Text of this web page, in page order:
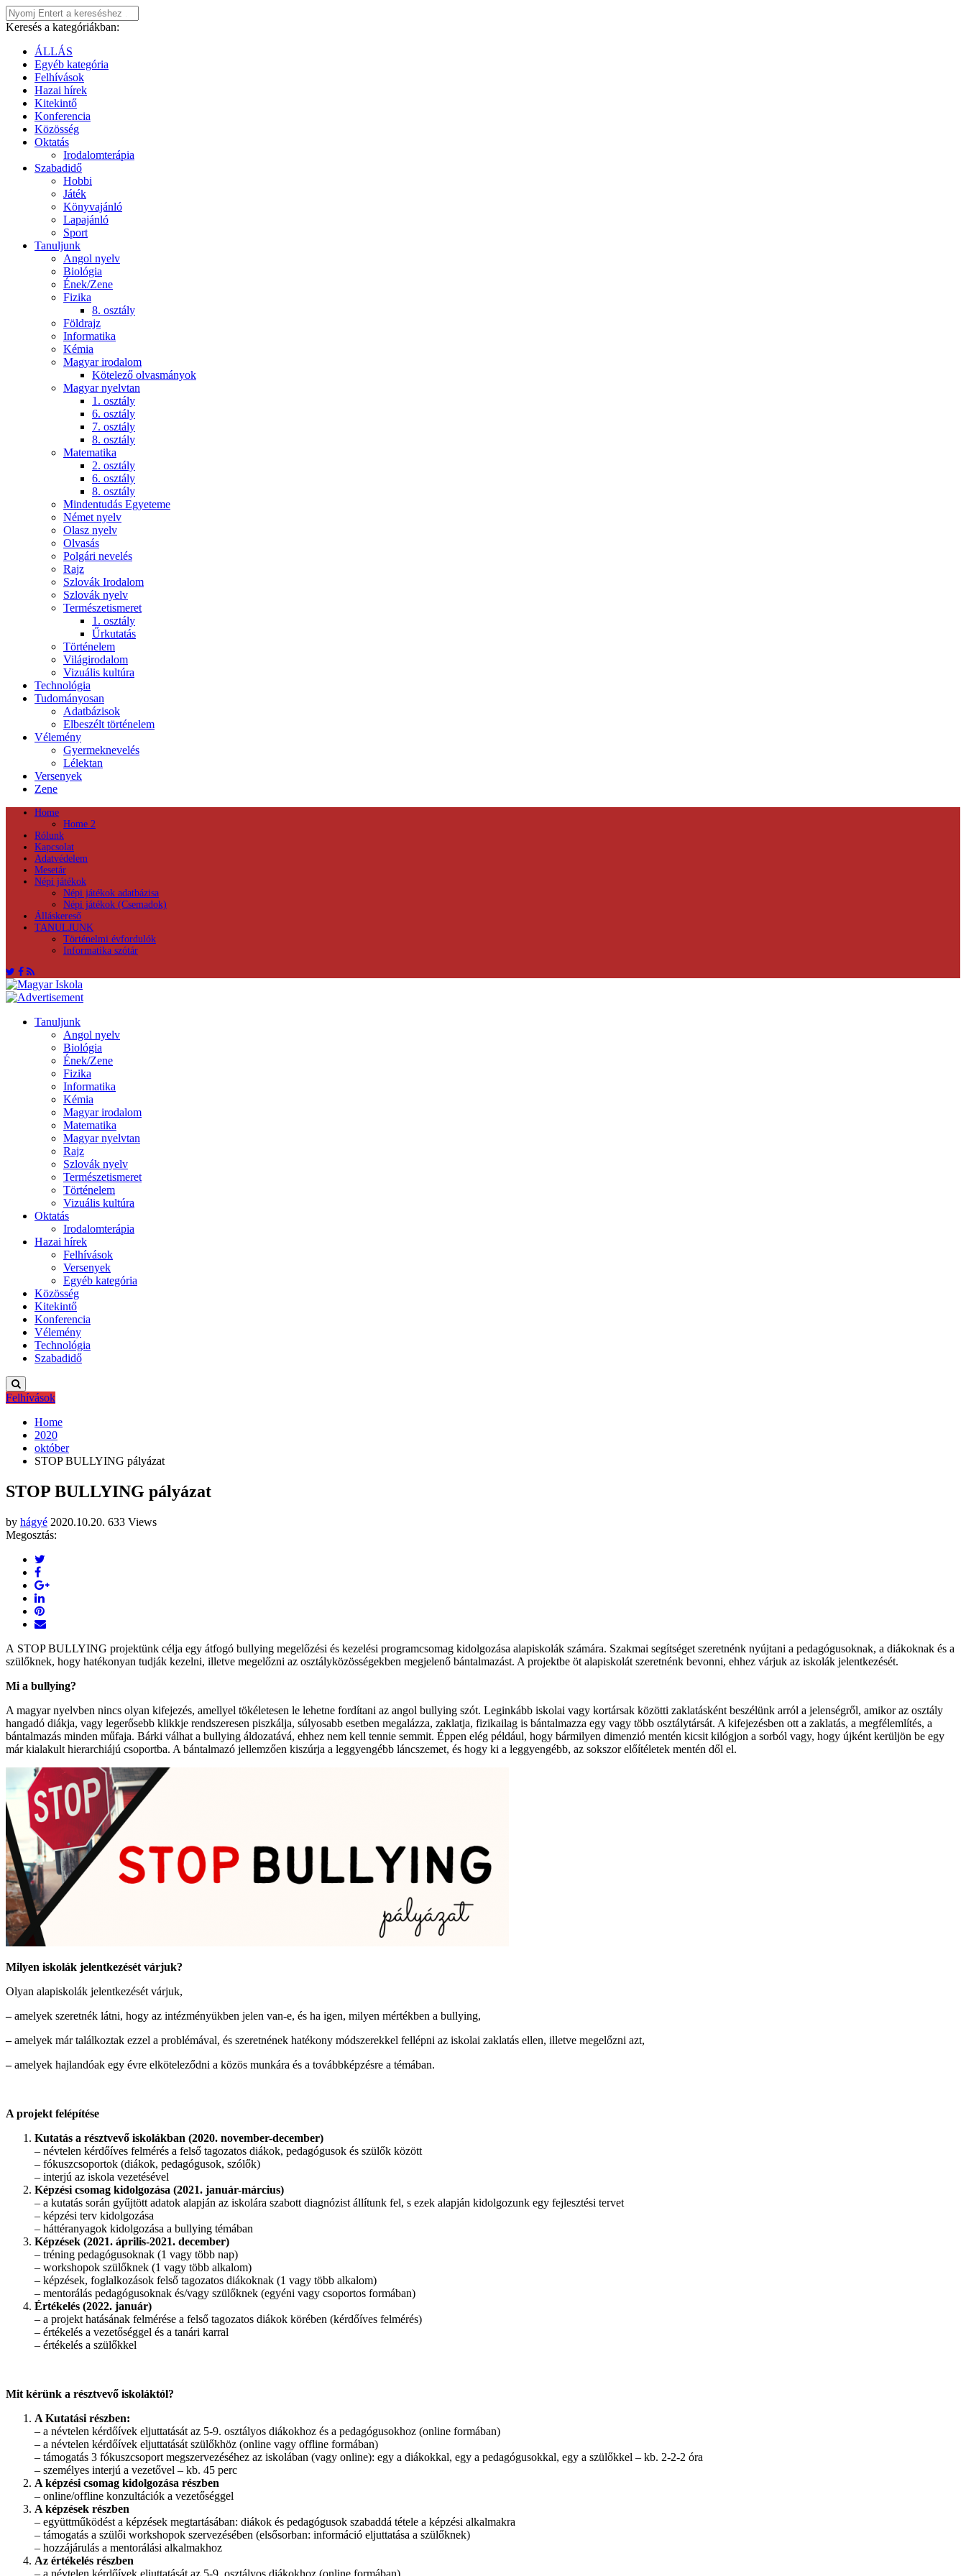
Keresés a kategóriákban:
ÁLLÁS
Egyéb kategória
Felhívások
Hazai hírek
Kitekintő
Konferencia
Közösség
Oktatás
Irodalomterápia
Szabadidő
Hobbi
Játék
Könyvajánló
Lapajánló
Sport
Tanuljunk
Angol nyelv
Biológia
Ének/Zene
Fizika
8. osztály
Földrajz
Informatika
Kémia
Magyar irodalom
Kötelező olvasmányok
Magyar nyelvtan
1. osztály
6. osztály
7. osztály
8. osztály
Matematika
2. osztály
6. osztály
8. osztály
Mindentudás Egyeteme
Német nyelv
Olasz nyelv
Olvasás
Polgári nevelés
Rajz
Szlovák Irodalom
Szlovák nyelv
Természetismeret
1. osztály
Űrkutatás
Történelem
Világirodalom
Vizuális kultúra
Technológia
Tudományosan
Adatbázisok
Elbeszélt történelem
Vélemény
Gyermeknevelés
Lélektan
Versenyek
Zene
Home
Home 2
Rólunk
Kapcsolat
Adatvédelem
Mesetár
Népi játékok
Népi játékok adatbázisa
Népi játékok (Csemadok)
Álláskereső
TANULJUNK
Történelmi évfordulók
Informatika szótár
Tanuljunk
Angol nyelv
Biológia
Ének/Zene
Fizika
Informatika
Kémia
Magyar irodalom
Matematika
Magyar nyelvtan
Rajz
Szlovák nyelv
Természetismeret
Történelem
Vizuális kultúra
Oktatás
Irodalomterápia
Hazai hírek
Felhívások
Versenyek
Egyéb kategória
Közösség
Kitekintő
Konferencia
Vélemény
Technológia
Szabadidő
Felhívások
Home
2020
október
STOP BULLYING pályázat
STOP BULLYING pályázat
by hágyé 2020.10.20. 633 Views
Megosztás:
A STOP BULLYING projektünk célja egy átfogó bullying megelőzési és kezelési programcsomag kidolgozása alapiskolák számára. Szakmai segítséget szeretnénk nyújtani a pedagógusoknak, a diákoknak és a
szülőknek, hogy hatékonyan tudják kezelni, illetve megelőzni az osztályközösségekben megjelenő bántalmazást. A projektbe öt alapiskolát szeretnénk bevonni, ehhez várjuk az iskolák jelentkezését.
Mi a bullying?
A magyar nyelvben nincs olyan kifejezés, amellyel tökéletesen le lehetne fordítani az angol bullying szót. Leginkább iskolai vagy kortársak közötti zaklatásként beszélünk arról a jelenségről, amikor az osztály
hangadó diákja, vagy legerősebb klikkje rendszeresen piszkálja, súlyosabb esetben megalázza, zaklatja, fizikailag is bántalmazza egy vagy több osztálytársát. A kifejezésben ott a zaklatás, a megfélemlítés, a
bántalmazás minden műfaja. Bárki válhat a bullying áldozatává, ehhez nem kell tennie semmit. Éppen elég például, hogy bármilyen dimenzió mentén kicsit kilógjon a sorból vagy, hogy újként kerüljön be egy
már kialakult hierarchiájú csoportba. A bántalmazó jellemzően kiszúrja a leggyengébb láncszemet, és hogy ki a leggyengébb, az sokszor előítéletek mentén dől el.
Milyen iskolák jelentkezését várjuk?
Olyan alapiskolák jelentkezését várjuk,
–amelyek szeretnék látni, hogy az intézményükben jelen van-e, és ha igen, milyen mértékben a bullying,
–amelyek már találkoztak ezzel a problémával, és szeretnének hatékony módszerekkel fellépni az iskolai zaklatás ellen, illetve megelőzni azt,
–amelyek hajlandóak egy évre elköteleződni a közös munkára és a továbbképzésre a témában.
A projekt felépítése
Kutatás a résztvevő iskolákban (2020. november-december)
– névtelen kérdőíves felmérés a felső tagozatos diákok, pedagógusok és szülők között
– fókuszcsoportok (diákok, pedagógusok, szólők)
– interjú az iskola vezetésével
Képzési csomag kidolgozása (2021. január-március)
– a kutatás során gyűjtött adatok alapján az iskolára szabott diagnózist állítunk fel, s ezek alapján kidolgozunk egy fejlesztési tervet
– képzési terv kidolgozása
– háttéranyagok kidolgozása a bullying témában
Képzések (2021. április-2021. december)
– tréning pedagógusoknak (1 vagy több nap)
– workshopok szülőknek (1 vagy több alkalom)
– képzések, foglalkozások felső tagozatos diákoknak (1 vagy több alkalom)
– mentorálás pedagógusoknak és/vagy szülőknek (egyéni vagy csoportos formában)
Értékelés (2022. január)
– a projekt hatásának felmérése a felső tagozatos diákok körében (kérdőíves felmérés)
– értékelés a vezetőséggel és a tanári karral
– értékelés a szülőkkel
Mit kérünk a résztvevő iskoláktól?
A Kutatási részben:
– a névtelen kérdőívek eljuttatását az 5-9. osztályos diákokhoz és a pedagógusokhoz (online formában)
– a névtelen kérdőívek eljuttatását szülőkhöz (online vagy offline formában)
– támogatás 3 fókuszcsoport megszervezéséhez az iskolában (vagy online): egy a diákokkal, egy a pedagógusokkal, egy a szülőkkel – kb. 2-2-2 óra
– személyes interjú a vezetővel – kb. 45 perc
A képzési csomag kidolgozása részben
– online/offline konzultációk a vezetőséggel
A képzések részben
– együttműködést a képzések megtartásában: diákok és pedagógusok szabaddá tétele a képzési alkalmakra
– támogatás a szülői workshopok szervezésében (elsősorban: információ eljuttatása a szülőknek)
– hozzájárulás a mentorálási alkalmakhoz
Az értékelés részben
– a névtelen kérdőívek eljuttatását az 5-9. osztályos diákokhoz (online formában)